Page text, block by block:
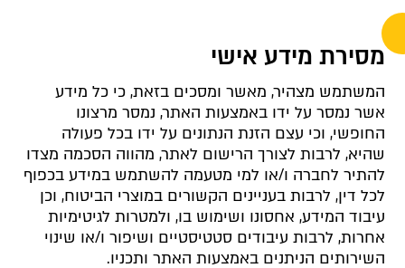
מסירת מידע אישי
המשתמש מצהיר, מאשר ומסכים בזאת, כי כל מידע
אשר נמסר על ידו באמצעות האתר, נמסר מרצונו
החופשי, וכי עצם הזנת הנתונים על ידו בכל פעולה
שהיא, לרבות לצורך הרישום לאתר, מהווה הסכמה מצדו
להתיר לחברה ו/או למי מטעמה להשתמש במידע בכפוף
לכל דין, לרבות בעניינים הקשורים במוצרי הביטוח, וכן
עיבוד המידע, אחסונו ושימוש בו, ולמטרות לגיטימיות
אחרות, לרבות עיבודים סטטיסטיים ושיפור ו/או שינוי
השירותים הניתנים באמצעות האתר ותכניו.